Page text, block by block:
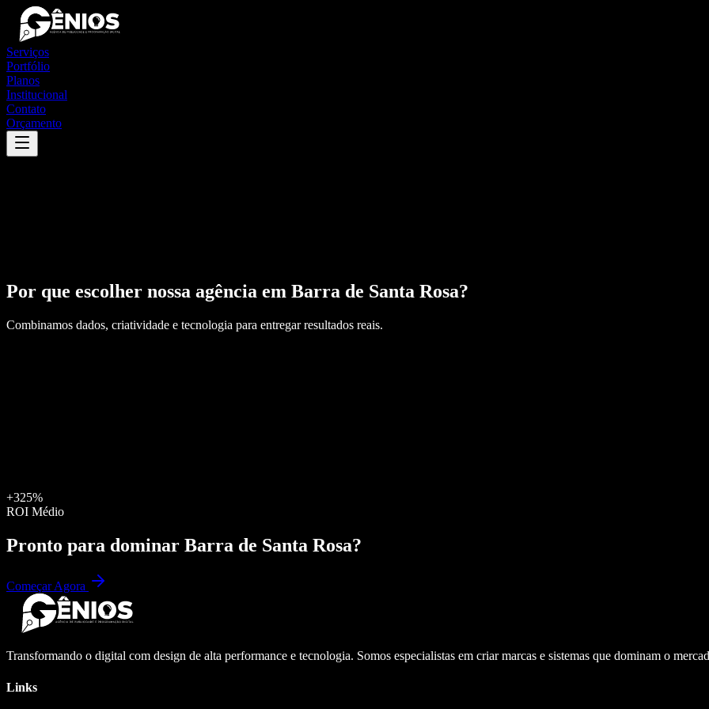
Serviços
Portfólio
Planos
Institucional
Contato
Orçamento
Por que escolher nossa agência em Barra de Santa Rosa?
Combinamos dados, criatividade e tecnologia para entregar resultados reais.
+325%
ROI Médio
Pronto para dominar Barra de Santa Rosa?
Começar Agora
Transformando o digital com design de alta performance e tecnologia. Somos especialistas em criar marcas e sistemas que dominam o
Links